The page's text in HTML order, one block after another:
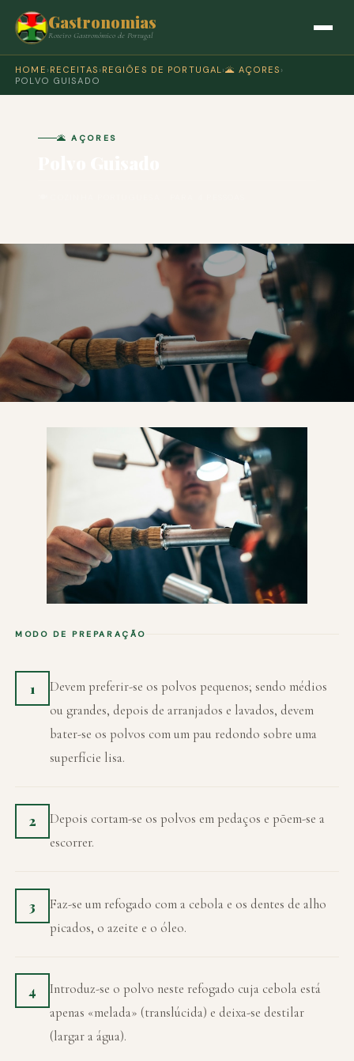
Gastronomias
Roteiro Gastronómico de Portugal
HOME › RECEITAS › REGIÕES DE PORTUGAL›🌋 AÇORES ›
POLVO GUISADO
🌋 AÇORES
MODO DE PREPARAÇÃO
1
Devem preferir-se os polvos pequenos; sendo médios
ou grandes, depois de arranjados e lavados, devem
bater-se os polvos com um pau redondo sobre uma
superfície lisa.
2
Depois cortam-se os polvos em pedaços e põem-se a
escorrer.
3
Faz-se um refogado com a cebola e os dentes de alho
picados, o azeite e o óleo.
4
Introduz-se o polvo neste refogado cuja cebola está
apenas «melada» (translúcida) e deixa-se destilar
(largar a água).